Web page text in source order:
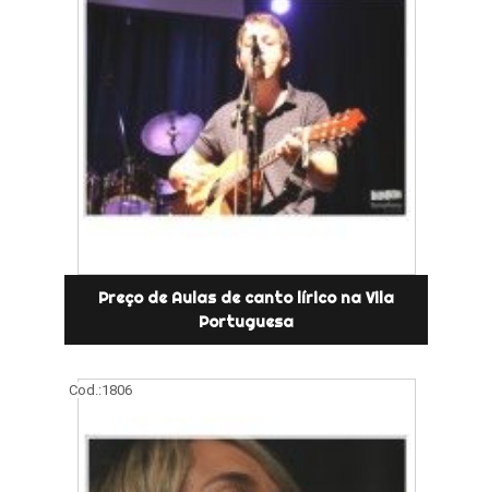
Preço de Aulas de canto lírico na Vila
Portuguesa
Cod.:1806